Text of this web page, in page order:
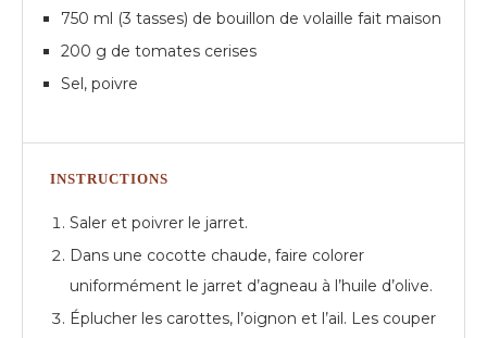
750 ml (3 tasses) de bouillon de volaille fait maison
200 g de tomates cerises
Sel, poivre
INSTRUCTIONS
Saler et poivrer le jarret.
Dans une cocotte chaude, faire colorer
uniformément le jarret d’agneau à l’huile d’olive.
Éplucher les carottes, l’oignon et l’ail. Les couper